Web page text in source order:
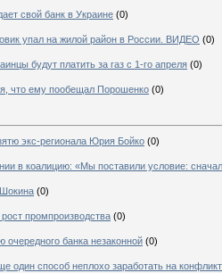
свой банк в Украине (0)
упал на жилой район в России. ВИДЕО (0)
будут платить за газ с 1-го апреля (0)
что ему пообещал Порошенко (0)
экс-регионала Юрия Бойко (0)
в коалицию: «Мы поставили условие:
(0)
промпроизводства (0)
очередного банка незаконной (0)
один способ неплохо заработать на